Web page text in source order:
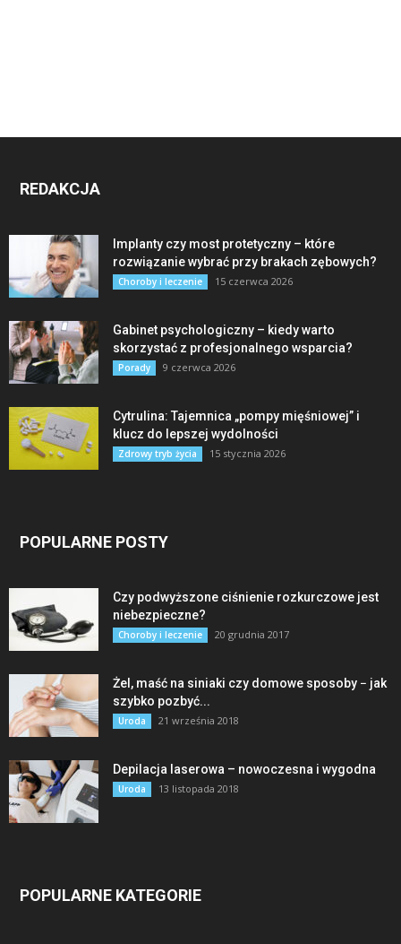
REDAKCJA
Implanty czy most protetyczny – które
rozwiązanie wybrać przy brakach zębowych?
Choroby i leczenie 15 czerwca 2026
Gabinet psychologiczny – kiedy warto
skorzystać z profesjonalnego wsparcia?
Porady 9 czerwca 2026
Cytrulina: Tajemnica „pompy mięśniowej” i
klucz do lepszej wydolności
Zdrowy tryb życia 15 stycznia 2026
POPULARNE POSTY
Czy podwyższone ciśnienie rozkurczowe jest
niebezpieczne?
Choroby i leczenie 20 grudnia 2017
Żel, maść na siniaki czy domowe sposoby − jak
szybko pozbyć...
Uroda 21 września 2018
Depilacja laserowa – nowoczesna i wygodna
Uroda 13 listopada 2018
POPULARNE KATEGORIE